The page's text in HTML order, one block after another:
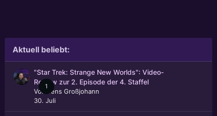
Aktuell beliebt:
1
"Star Trek: Strange New Worlds": Video-
Review zur 2. Episode der 4. Staffel
Von
Jens Großjohann
30. Juli